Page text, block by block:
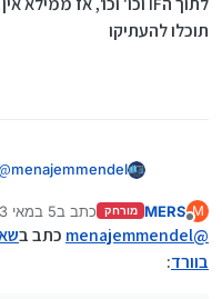
תוכלו להעתיקו
menajemmendel
@
M
מנותק
MERS מורחק כתב ב5 במאי 2023, 10:37
נערך
@
menajemmendel כתב ב
בוורד: